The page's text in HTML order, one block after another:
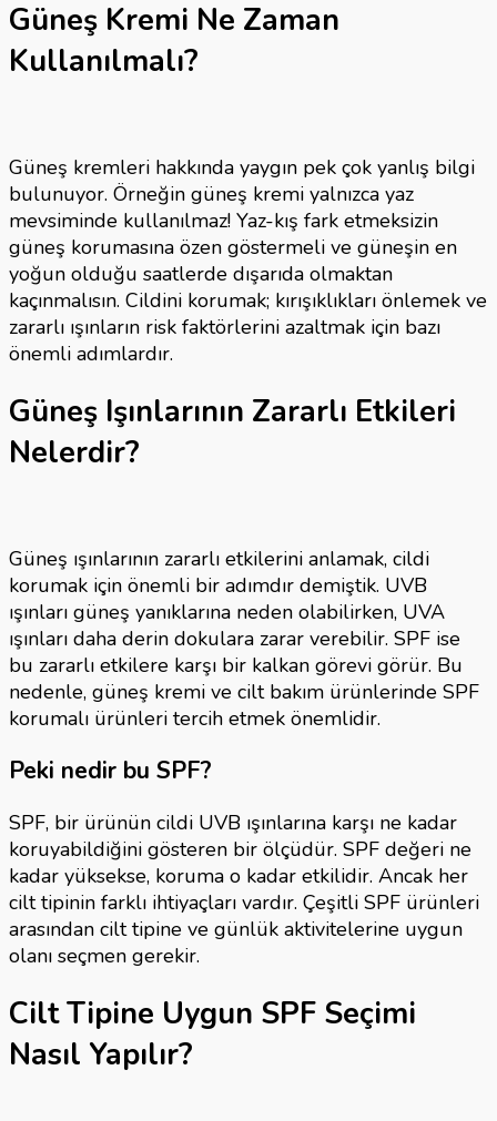
Güneş Kremi Ne Zaman
Kullanılmalı?
Güneş kremleri hakkında yaygın pek çok yanlış bilgi
bulunuyor. Örneğin güneş kremi yalnızca yaz
mevsiminde kullanılmaz! Yaz-kış fark etmeksizin
güneş korumasına özen göstermeli ve güneşin en
yoğun olduğu saatlerde dışarıda olmaktan
kaçınmalısın. Cildini korumak; kırışıklıkları önlemek ve
zararlı ışınların risk faktörlerini azaltmak için bazı
önemli adımlardır.
Güneş Işınlarının Zararlı Etkileri
Nelerdir?
Güneş ışınlarının zararlı etkilerini anlamak, cildi
korumak için önemli bir adımdır demiştik. UVB
ışınları güneş yanıklarına neden olabilirken, UVA
ışınları daha derin dokulara zarar verebilir. SPF ise
bu zararlı etkilere karşı bir kalkan görevi görür. Bu
nedenle, güneş kremi ve cilt bakım ürünlerinde SPF
korumalı ürünleri tercih etmek önemlidir.
Peki nedir bu SPF?
SPF, bir ürünün cildi UVB ışınlarına karşı ne kadar
koruyabildiğini gösteren bir ölçüdür. SPF değeri ne
kadar yüksekse, koruma o kadar etkilidir. Ancak her
cilt tipinin farklı ihtiyaçları vardır. Çeşitli SPF ürünleri
arasından cilt tipine ve günlük aktivitelerine uygun
olanı seçmen gerekir.
Cilt Tipine Uygun SPF Seçimi
Nasıl Yapılır?